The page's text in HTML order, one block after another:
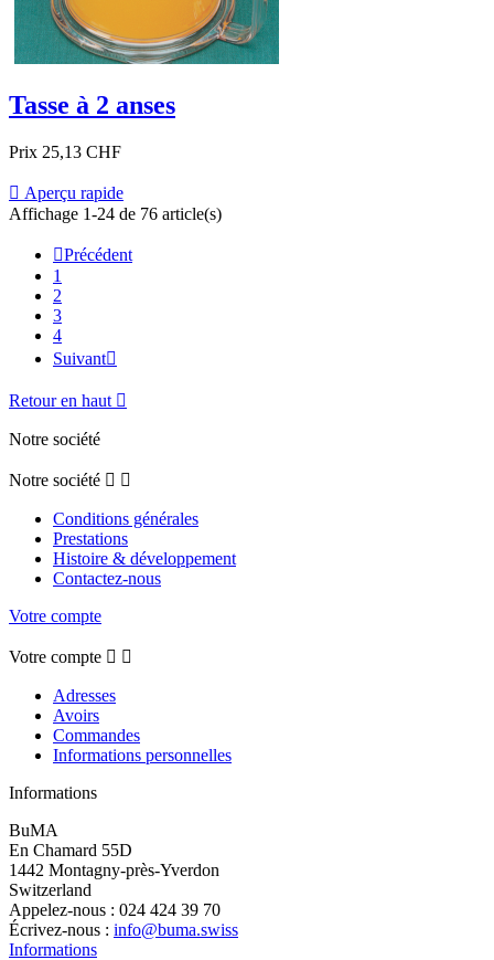
Tasse à 2 anses
Prix 25,13 CHF
 Aperçu rapide
Affichage 1-24 de 76 article(s)
Précédent
1
2
3
4
Suivant
Retour en haut 
Notre société
Notre société  
Conditions générales
Prestations
Histoire & développement
Contactez-nous
Votre compte
Votre compte  
Adresses
Avoirs
Commandes
Informations personnelles
Informations
BuMA
En Chamard 55D
1442 Montagny-près-Yverdon
Switzerland
Appelez-nous : 024 424 39 70
Écrivez-nous : info@buma.swiss
Informations